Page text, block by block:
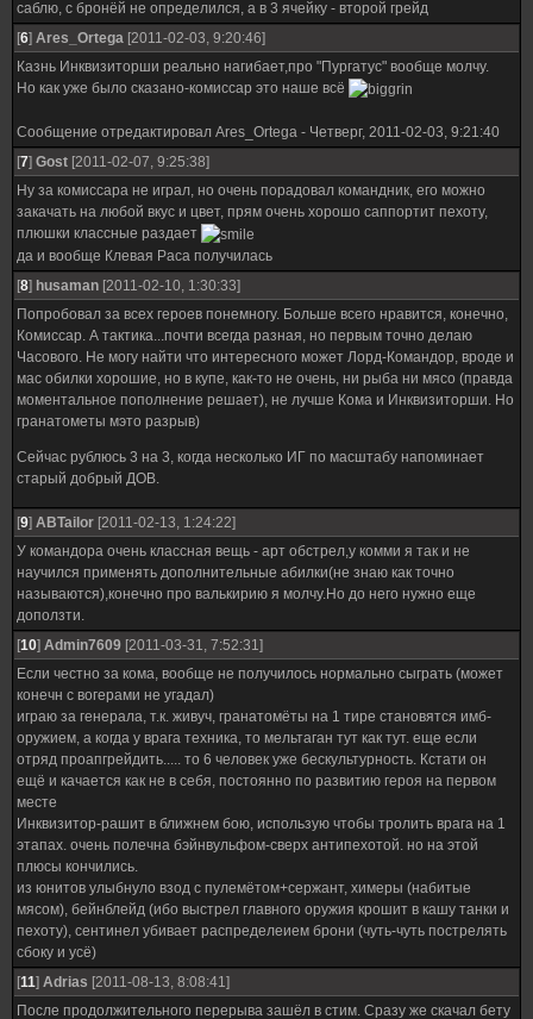
саблю, с бронёй не определился, а в 3 ячейку - второй грейд
[6] Ares_Ortega [2011-02-03, 9:20:46]
Казнь Инквизиторши реально нагибает,про "Пургатус" вообще молчу.
Но как уже было сказано-комиссар это наше всё
Сообщение отредактировал Ares_Ortega - Четверг, 2011-02-03, 9:21:40
[7] Gost [2011-02-07, 9:25:38]
Ну за комиссара не играл, но очень порадовал командник, его можно
закачать на любой вкус и цвет, прям очень хорошо саппортит пехоту,
плюшки классные раздает
да и вообще Клевая Раса получилась
[8] husaman [2011-02-10, 1:30:33]
Попробовал за всех героев понемногу. Больше всего нравится, конечно,
Комиссар. А тактика...почти всегда разная, но первым точно делаю
Часового. Не могу найти что интересного может Лорд-Командор, вроде и
мас обилки хорошие, но в купе, как-то не очень, ни рыба ни мясо (правда
моментальное пополнение решает), не лучше Кома и Инквизиторши. Но
гранатометы мэто разрыв)
Сейчас рублюсь 3 на 3, когда несколько ИГ по масштабу напоминает
старый добрый ДОВ.
[9] ABTailor [2011-02-13, 1:24:22]
У командора очень классная вещь - арт обстрел,у комми я так и не
научился применять дополнительные абилки(не знаю как точно
называются),конечно про валькирию я молчу.Но до него нужно еще
доползти.
[10] Admin7609 [2011-03-31, 7:52:31]
Если честно за кома, вообще не получилось нормально сыграть (может
конечн с вогерами не угадал)
играю за генерала, т.к. живуч, гранатомёты на 1 тире становятся имб-
оружием, а когда у врага техника, то мельтаган тут как тут. еще если
отряд проапгрейдить..... то 6 человек уже бескультурность. Кстати он
ещё и качается как не в себя, постоянно по развитию героя на первом
месте
Инквизитор-рашит в ближнем бою, использую чтобы тролить врага на 1
этапах. очень полечна бэйнвульфом-сверх антипехотой. но на этой
плюсы кончились.
из юнитов улыбнуло взод с пулемётом+сержант, химеры (набитые
мясом), бейнблейд (ибо выстрел главного оружия крошит в кашу танки и
пехоту), сентинел убивает распределеием брони (чуть-чуть пострелять
сбоку и усё)
[11] Adrias [2011-08-13, 8:08:41]
После продолжительного перерыва зашёл в стим. Сразу же скачал бету